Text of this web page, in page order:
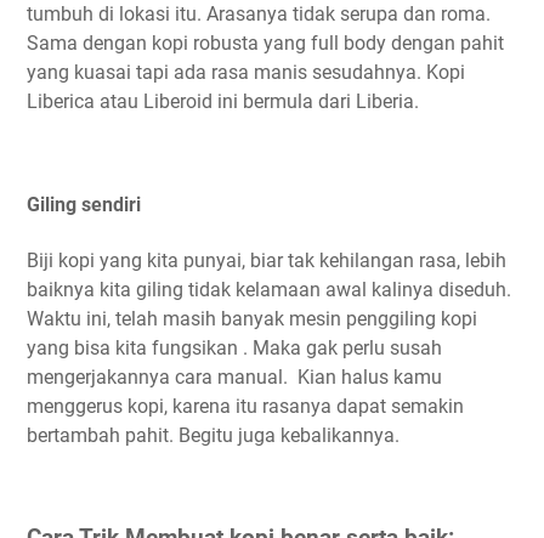
tumbuh di lokasi itu. Arasanya tidak serupa dan roma.
Sama dengan kopi robusta yang full body dengan pahit
yang kuasai tapi ada rasa manis sesudahnya. Kopi
Liberica atau Liberoid ini bermula dari Liberia.
Giling sendiri
Biji kopi yang kita punyai, biar tak kehilangan rasa, lebih
baiknya kita giling tidak kelamaan awal kalinya diseduh.
Waktu ini, telah masih banyak mesin penggiling kopi
yang bisa kita fungsikan . Maka gak perlu susah
mengerjakannya cara manual. Kian halus kamu
menggerus kopi, karena itu rasanya dapat semakin
bertambah pahit. Begitu juga kebalikannya.